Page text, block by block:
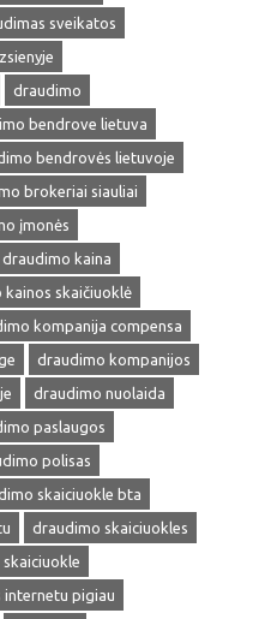
sveikatos
draudimo
bendrove lietuva
bendrovės lietuvoje
brokeriai siauliai
įmonės
draudimo kaina
kainos skaičiuoklė
kompanija compensa
draudimo kompanijos
draudimo nuolaida
paslaugos
polisas
skaiciuokle bta
draudimo skaiciuokles
internetu pigiau